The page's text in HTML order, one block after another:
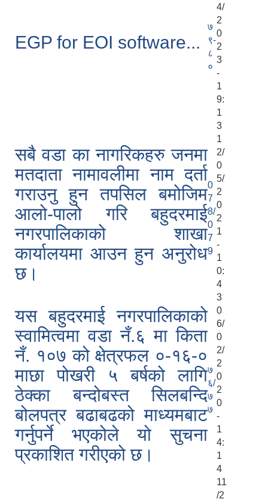
EGP for EOI software...
७
९-
८
०
4/
2
0
2
3
-
1
9:
1
3
सबै वडा का नागरिकहरु जनमा
मतदाता नामावलीमा नाम दर्ता
गराउनु हुन तपसिल बमोजिम
आलो-पालो गरि बहुदरमाई
नगरपालिकाको शाखा
कार्यालयमा आउन हुन अनुरोध
छ।
0
7
8/
0
7
9
1
2/
0
5/
2
0
2
1
-
1
0:
4
3
यस बहुदरमाई नगरपालिकाको
स्वामित्वमा वडा नँ.६ मा किता
नँ. १०७ को क्षेत्रफल ०-१६-०
माछा पोखरी ५ बर्षको लागि
ठेक्का बन्दोबस्त सिलबन्दि
बोलपत्र बढाबढको माध्यमबाट
गर्नुपर्ने भएकोले यो सुचना
प्रकाशित गरीएको छ।
७
६/
७
७
0
6/
0
2/
2
0
2
0
-
1
4:
1
4
11
/2